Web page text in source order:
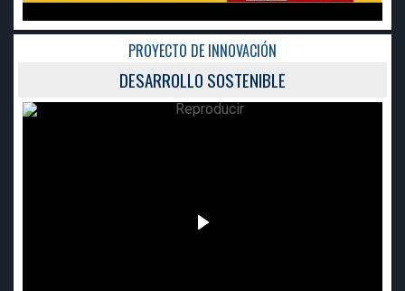
PROYECTO DE INNOVACIÓN
DESARROLLO SOSTENIBLE